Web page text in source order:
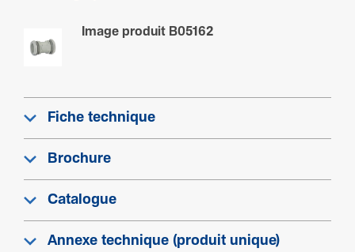
Image produit B05162
Fiche technique
Brochure
Catalogue
Annexe technique (produit unique)